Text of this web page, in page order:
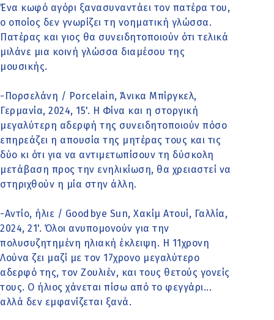
Ένα κωφό αγόρι ξανασυναντάει τον πατέρα του,
ο οποίος δεν γνωρίζει τη νοηματική γλώσσα.
Πατέρας και γιος θα συνειδητοποιούν ότι τελικά
μιλάνε μια κοινή γλώσσα διαμέσου της
μουσικής.
-Πορσελάνη / Porcelain, Άνικα Μπίργκελ,
Γερμανία, 2024, 15'. Η Φίνα και η στοργική
μεγαλύτερη αδερφή της συνειδητοποιούν πόσο
επηρεάζει η απουσία της μητέρας τους και τις
δύο κι ότι για να αντιμετωπίσουν τη δύσκολη
μετάβαση προς την ενηλικίωση, θα χρειαστεί να
στηριχθούν η μία στην άλλη.
-Αντίο, ήλιε / Goodbye Sun, Χακίμ Ατουί, Γαλλία,
2024, 21'. Όλοι ανυπομονούν για την
πολυσυζητημένη ηλιακή έκλειψη. Η 11χρονη
Λούνα ζει μαζί με τον 17χρονο μεγαλύτερο
αδερφό της, τον Ζουλιέν, και τους θετούς γονείς
τους. Ο ήλιος χάνεται πίσω από το φεγγάρι...
αλλά δεν εμφανίζεται ξανά.